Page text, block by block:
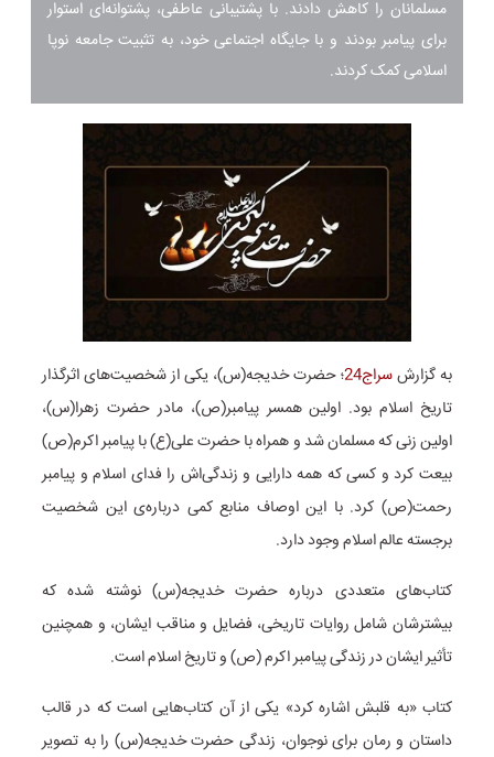
مسلمانان را کاهش دادند. با پشتیبانی عاطفی، پشتوانه‌ای استوار
برای پیامبر بودند و با جایگاه اجتماعی خود، به تثبیت جامعه نوپا
اسلامی کمک کردند.
به گزارشسراج24
؛ حضرت خدیجه(س)، یکی از شخصیت‌های اثرگذار
تاریخ اسلام بود. اولین همسر پیامبر(ص)، مادر حضرت زهرا(س)،
اولین زنی که مسلمان شد و همراه با حضرت علی(ع) با پیامبر اکرم(ص)
بیعت کرد و کسی که همه دارایی و زندگی‌اش را فدای اسلام و پیامبر
رحمت(ص) کرد. با این اوصاف منابع کمی درباره‌ی این شخصیت
برجسته‌ عالم اسلام وجود دارد.
کتاب‌های متعددی درباره حضرت خدیجه(س) نوشته شده که
بیشترشان شامل روایات تاریخی، فضایل و مناقب ایشان، و همچنین
تأثیر ایشان در زندگی پیامبر اکرم (ص) و تاریخ اسلام است.
کتاب «به قلبش اشاره کرد» یکی از آن کتاب‌هایی است که در قالب
داستان و رمان برای نوجوان، زندگی حضرت خدیجه(س) را به تصویر